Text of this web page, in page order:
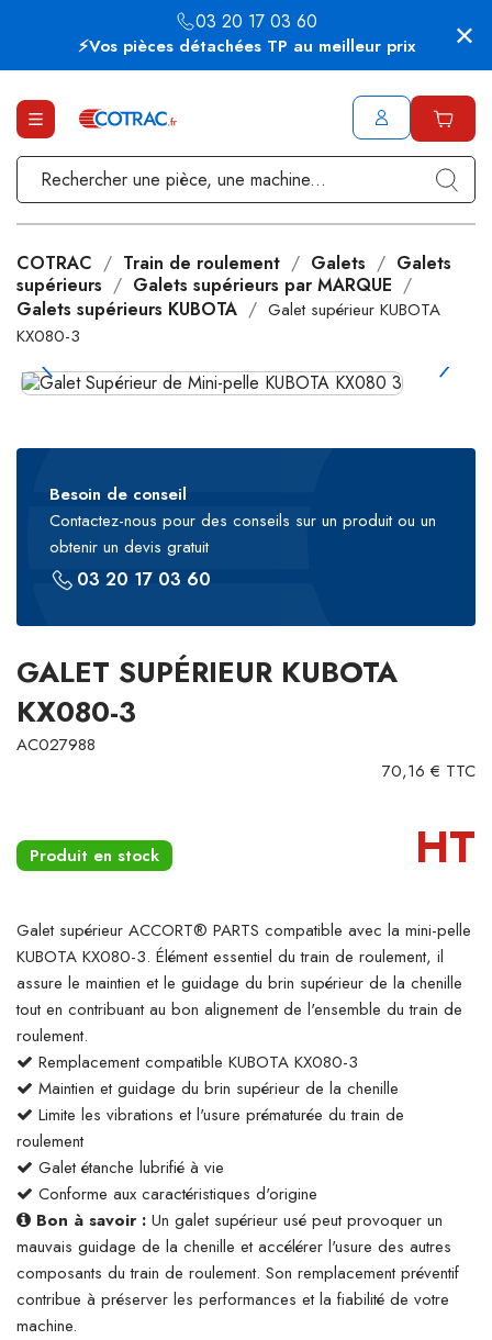
⚡Vos pièces détachées TP au meilleur prix
03 20 17 03 60
COTRAC Train de roulement Galets
Galets
supérieurs
Galets supérieurs par MARQUE
Galets supérieurs KUBOTA
Galet supérieur KUBOTA
KX080-3
Besoin de conseil
Contactez-nous pour des conseils sur un produit ou un
obtenir un devis gratuit
03 20 17 03 60
GALET SUPÉRIEUR KUBOTA
KX080-3
AC027988
70,16 € TTC
Produit en stock HT
Galet supérieur ACCORT® PARTS compatible avec la mini-pelle
KUBOTA KX080-3. Élément essentiel du train de roulement, il
assure le maintien et le guidage du brin supérieur de la chenille
tout en contribuant au bon alignement de l'ensemble du train de
roulement.
Remplacement compatible KUBOTA KX080-3
Maintien et guidage du brin supérieur de la chenille
Limite les vibrations et l'usure prématurée du train de
roulement
Galet étanche lubrifié à vie
Conforme aux caractéristiques d'origine
Bon à savoir : Un galet supérieur usé peut provoquer un
mauvais guidage de la chenille et accélérer l'usure des autres
composants du train de roulement. Son remplacement préventif
contribue à préserver les performances et la fiabilité de votre
machine.